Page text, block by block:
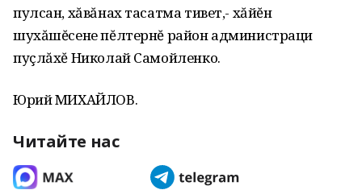
пулсан, хăвăнах тасатма тивет,- хăйĕн
шухăшĕсене пĕлтернĕ район администраци
пуçлăхĕ Николай Самойленко.
Юрий МИХАЙЛОВ.
Читайте нас